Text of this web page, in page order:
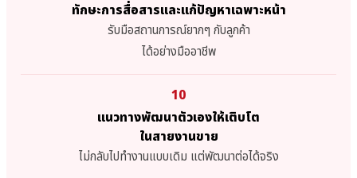
ทักษะการสื่อสารและแก้ปัญหาเฉพาะหน้า
รับมือสถานการณ์ยากๆ กับลูกค้า
ได้อย่างมืออาชีพ
10
แนวทางพัฒนาตัวเองให้เติบโต
ในสายงานขาย
ไม่กลับไปทำงานแบบเดิม แต่พัฒนาต่อได้จริง